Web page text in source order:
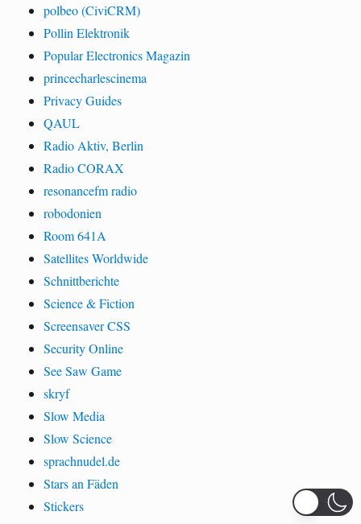
polbeo (CiviCRM)
Pollin Elektronik
Popular Electronics Magazin
princecharlescinema
Privacy Guides
QAUL
Radio Aktiv, Berlin
Radio CORAX
resonancefm radio
robodonien
Room 641A
Satellites Worldwide
Schnittberichte
Science & Fiction
Screensaver CSS
Security Online
See Saw Game
skryf
Slow Media
Slow Science
sprachnudel.de
Stars an Fäden
Stickers